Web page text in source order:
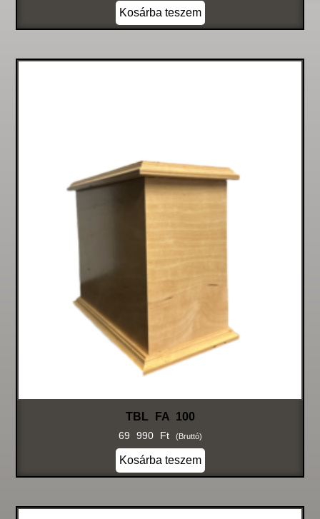
Kosárba teszem
TBL FA 100
69 990 Ft (bruttó)
Kosárba teszem